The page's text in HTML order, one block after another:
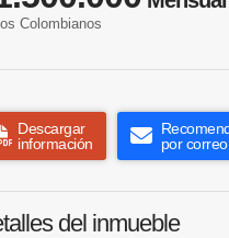
Colombianos
Descargar
información
por
del inmueble